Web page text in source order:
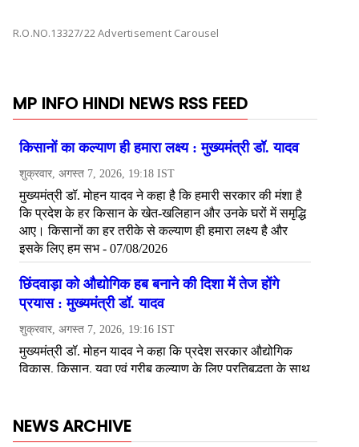
R.O.NO.13327/22 Advertisement Carousel
MP INFO HINDI NEWS RSS FEED
NEWS ARCHIVE